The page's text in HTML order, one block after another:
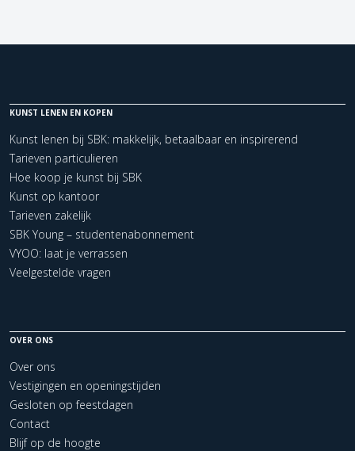
KUNST LENEN EN KOPEN
Kunst lenen bij SBK: makkelijk, betaalbaar en inspirerend
Tarieven particulieren
Hoe koop je kunst bij SBK
Kunst op kantoor
Tarieven zakelijk
SBK Young – studentenabonnement
VYOO: laat je verrassen
Veelgestelde vragen
OVER ONS
Over ons
Vestigingen en openingstijden
Gesloten op feestdagen
Contact
Blijf op de hoogte